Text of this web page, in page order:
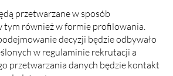
przetwarzane w sposób
również w formie profilowania.
decyzji będzie odbywało
w regulaminie rekrutacji a
przetwarzania danych będzie kontakt